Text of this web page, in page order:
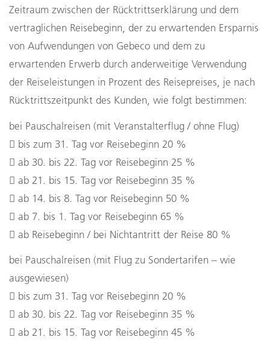
Zeitraum zwischen der Rücktrittserklärung und dem
vertraglichen Reisebeginn, der zu erwartenden Ersparnis
von Aufwendungen von Gebeco und dem zu
erwartenden Erwerb durch anderweitige Verwendung
der Reiseleistungen in Prozent des Reisepreises, je nach
Rücktrittszeitpunkt des Kunden, wie folgt bestimmen:
bei Pauschalreisen (mit Veranstalterflug / ohne Flug)
 bis zum 31. Tag vor Reisebeginn 20 %
 ab 30. bis 22. Tag vor Reisebeginn 25 %
 ab 21. bis 15. Tag vor Reisebeginn 35 %
 ab 14. bis 8. Tag vor Reisebeginn 50 %
 ab 7. bis 1. Tag vor Reisebeginn 65 %
 ab Reisebeginn / bei Nichtantritt der Reise 80 %
bei Pauschalreisen (mit Flug zu Sondertarifen – wie
ausgewiesen)
 bis zum 31. Tag vor Reisebeginn 20 %
 ab 30. bis 22. Tag vor Reisebeginn 35 %
 ab 21. bis 15. Tag vor Reisebeginn 45 %